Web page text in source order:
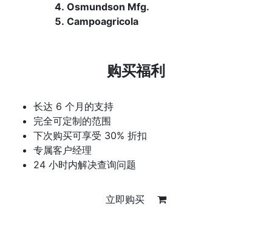
Osmundson Mfg.
Campoagricola
购买福利
长达 6 个月的支持
完全可定制的范围
下次购买可享受 30% 折扣
专属客户经理
24 小时内解决查询问题
立即购买